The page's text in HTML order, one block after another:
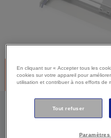
Produit discontinué -Désolé,
Cliquez ci-dessous pour
ALLER À LA PAGE
En cliquant sur « Accepter tous les
cookies sur votre appareil pour
utilisation et contribuer à nos efforts de
Tout refuser